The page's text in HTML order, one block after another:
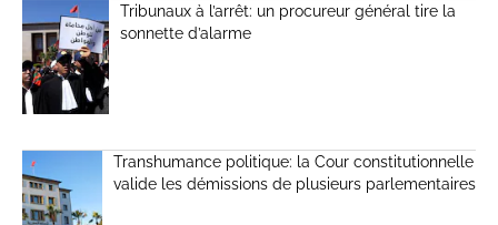
Tribunaux à l’arrêt: un procureur général tire la
sonnette d’alarme
Transhumance politique: la Cour constitutionnelle
valide les démissions de plusieurs parlementaires